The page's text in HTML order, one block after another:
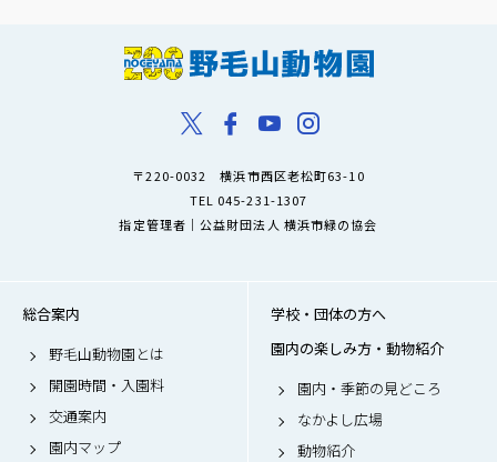
〒220-0032 横浜市西区老松町63-10
TEL 045-231-1307
指定管理者｜公益財団法人 横浜市緑の協会
総合案内
野毛山動物園とは
開園時間・入園料
交通案内
園内マップ
学校・団体の方へ
園内の楽しみ方・動物紹介
園内・季節の見どころ
なかよし広場
動物紹介